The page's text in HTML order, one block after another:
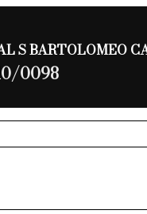
S BARTOLOMEO
0098